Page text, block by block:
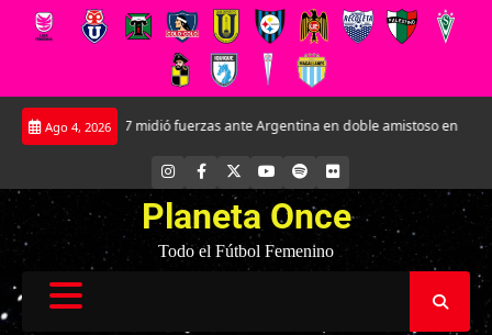
Saltar
Ago 4, 2026
Sub-17 midió fuerzas ante Argentina en doble amistoso en el CAR José
INSTAGRAM
FACEBOOK YOUTUBE
SPOTIFYFLICKR
Planeta Once
Todo el Fútbol Femenino